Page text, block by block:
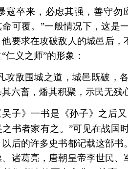
寇卒来，必虑其强，善守
命可覆。”一般情况下，这是
要求在攻破敌人的城邑后
仁义之师”的形象：
攻敌围城之道，城邑既破，
六畜，燔其积聚，示民无残
吴子》一书是《孙子》之后
之书者家有之。”可见在战国
以后的许多史书都记载这部
、诸葛亮，唐朝皇帝李世民